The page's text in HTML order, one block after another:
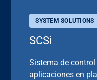
SYSTEM SOLUTIONS
SCSi
Sistema de
aplicaciones en